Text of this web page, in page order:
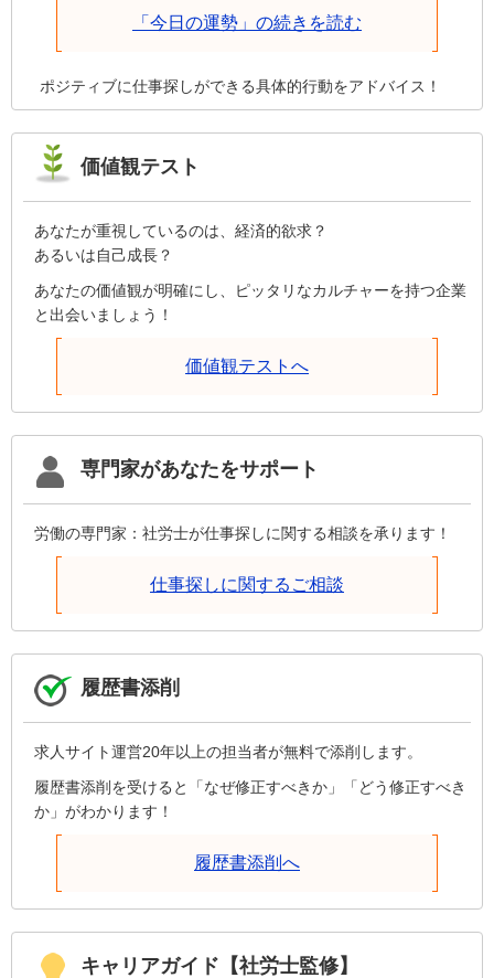
進み続けます。投げ出してしまったらそこで終了です。焦
って無理を押し通さず、しっかり根差していけるように状
「今日の運勢」の続きを読む
ポジティブに仕事探しができる具体的行動をアドバイス！
価値観テスト
あなたが重視しているのは、経済的欲求？
あるいは自己成長？
あなたの価値観が明確にし、ピッタリなカルチャーを持つ企業
と出会いましょう！
価値観テストへ
専門家があなたをサポート
労働の専門家：社労士が仕事探しに関する相談を承ります！
仕事探しに関するご相談
履歴書添削
求人サイト運営20年以上の担当者が無料で添削します。
履歴書添削を受けると「なぜ修正すべきか」「どう修正すべき
か」がわかります！
履歴書添削へ
キャリアガイド【社労士監修】